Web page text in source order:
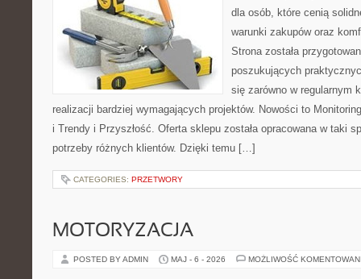
dla osób, które cenią
warunki zakupów oraz
Strona została
poszukujących
się zarówno w regularnym
realizacji bardziej wymagających projektów. Nowości to
i Trendy i Przyszłość. Oferta sklepu została opracowana w taki
potrzeby różnych klientów. Dzięki temu […]
CATEGORIES: PRZETWORY
MOTORYZACJA
POSTED BY ADMIN MAJ - 6 - 2026 MOŻLIWOŚĆ